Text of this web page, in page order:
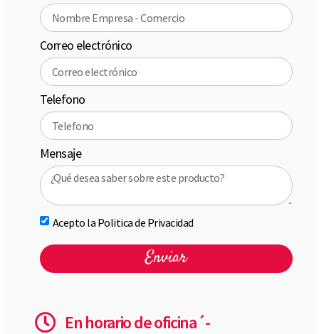
Correo electrónico
Telefono
Mensaje
Acepto la Politica de Privacidad
Enviar
En horario de oficina´-